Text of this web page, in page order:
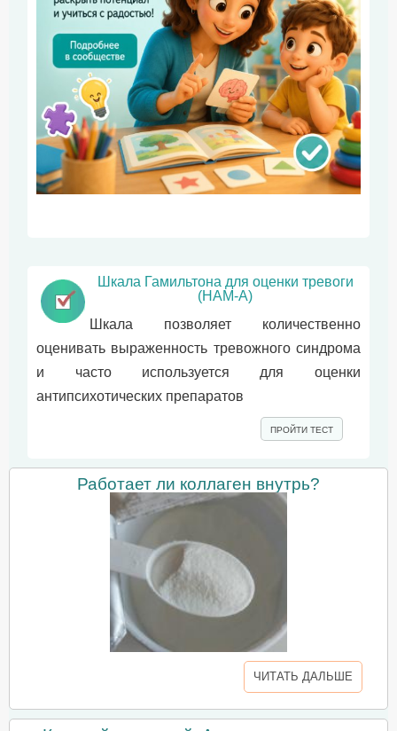
Шкала Гамильтона для оценки тревоги
(HAM-A)
Шкала позволяет количественно
оценивать выраженность тревожного синдрома
и часто используется для оценки
антипсихотических препаратов
ПРОЙТИ ТЕСТ
Работает ли коллаген внутрь?
ЧИТАТЬ ДАЛЬШЕ